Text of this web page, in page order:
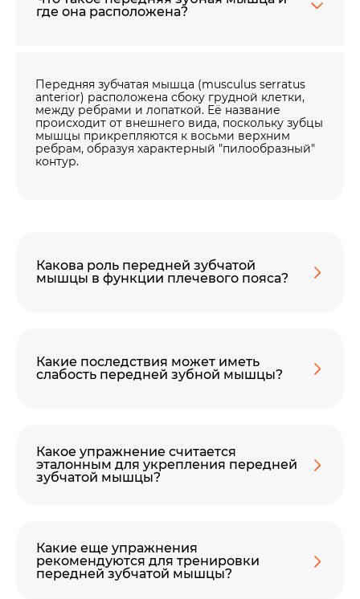
где она расположена?
Передняя зубчатая мышца (musculus serratus
anterior) расположена сбоку грудной клетки,
между ребрами и лопаткой. Её название
происходит от внешнего вида, поскольку зубцы
мышцы прикрепляются к восьми верхним
ребрам, образуя характерный "пилообразный"
контур.
Какова роль передней зубчатой
мышцы в функции плечевого пояса?
Какие последствия может иметь
слабость передней зубной мышцы?
Какое упражнение считается
эталонным для укрепления передней
зубчатой мышцы?
Какие еще упражнения
рекомендуются для тренировки
передней зубчатой мышцы?